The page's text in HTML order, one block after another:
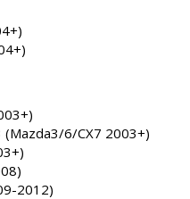
(Mazda3/6/CX7 2003+)
2012)